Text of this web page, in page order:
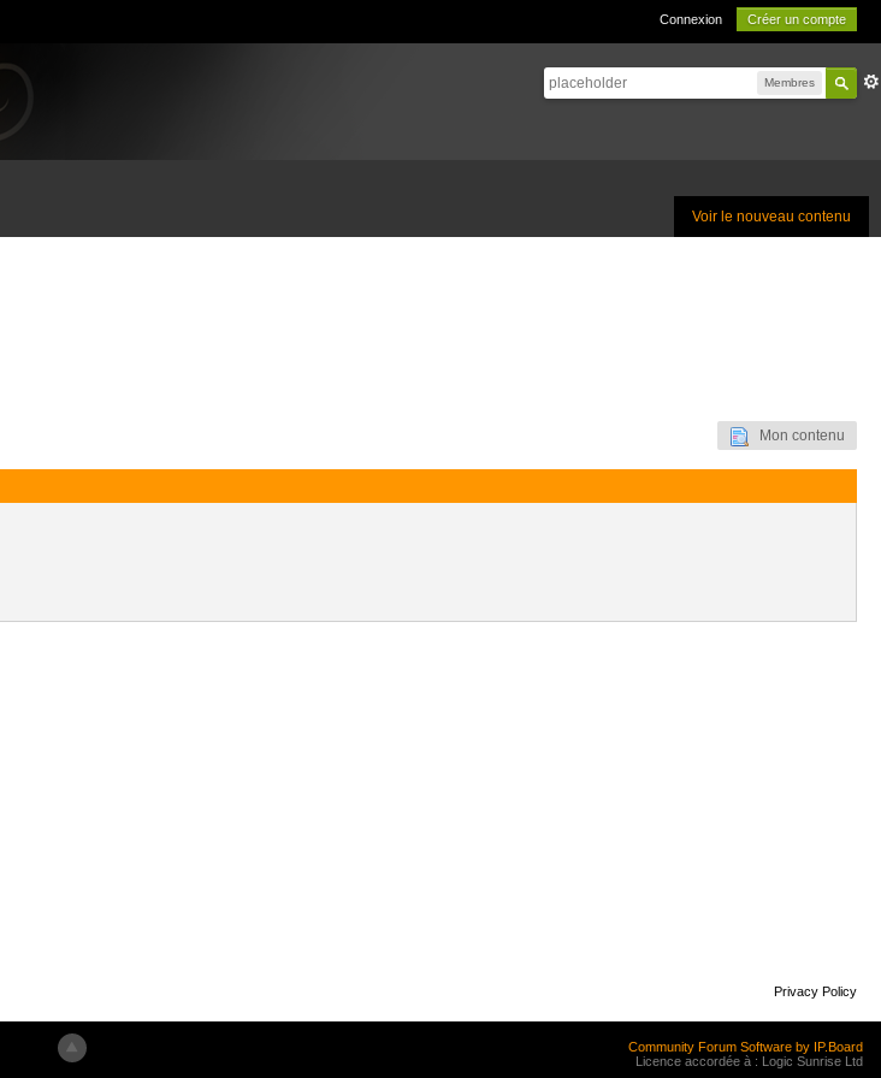
Connexion Créer un compte
Membres
Voir le nouveau contenu
Mon contenu
Privacy Policy
Community Forum Software by IP.Board
Licence accordée à : Logic Sunrise Ltd